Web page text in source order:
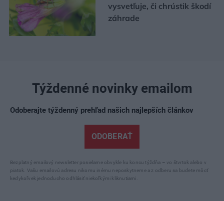
vysvetľuje, či chrústik škodí
záhrade
Týždenné novinky emailom
Odoberajte týždenný prehľad našich najlepších článkov
ODOBERAŤ
Bezplatný emailový newsletter posielame obvykle ku koncu týždňa – vo štvrtok alebo v
piatok. Vašu emailovú adresu nikomu inému neposkytneme a z odberu sa budete môcť
kedykoľvek jednoducho odhlásiť niekoľkými kliknutiami.